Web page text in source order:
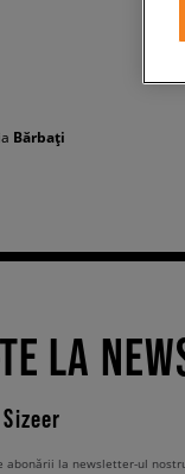
Bărbați
LA
abonării la newsletter-ul